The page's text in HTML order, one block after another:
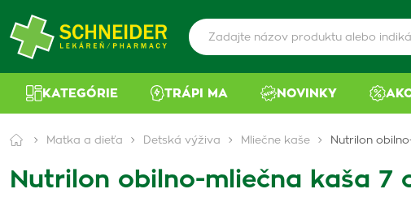
KATEGÓRIE TRÁPI MA NOVINKY
Matka a dieťa Detská výživa Mliečne kaše Nutrilon
Nutrilon obilno-mliečna kaša 7